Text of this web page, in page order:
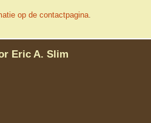
op de contactpagina.
Eric A. Slim